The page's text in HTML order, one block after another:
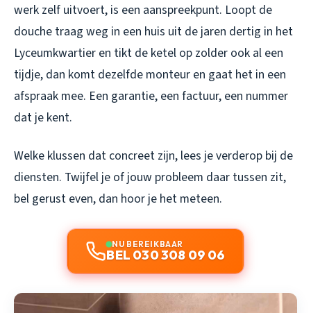
werk zelf uitvoert, is een aanspreekpunt. Loopt de
douche traag weg in een huis uit de jaren dertig in het
Lyceumkwartier en tikt de ketel op zolder ook al een
tijdje, dan komt dezelfde monteur en gaat het in een
afspraak mee. Een garantie, een factuur, een nummer
dat je kent.
Welke klussen dat concreet zijn, lees je verderop bij de
diensten. Twijfel je of jouw probleem daar tussen zit,
bel gerust even, dan hoor je het meteen.
NU BEREIKBAAR
BEL 030 308 09 06